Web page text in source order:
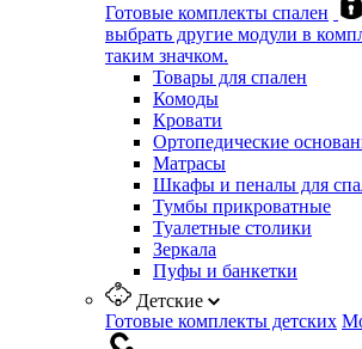
Готовые комплекты спален
выбрать другие модули в
таким значком.
Товары для спален
Комоды
Кровати
Ортопедические
Матрасы
Шкафы и пеналы для
Тумбы прикроватные
Туалетные столики
Зеркала
Пуфы и банкетки
Детские
Готовые комплекты детских